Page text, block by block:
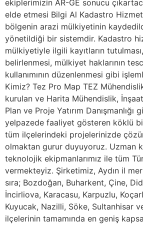
ekiplerimizin AR-GE sonucu
elde etmesi Bilgi Al Kadastro
bölgenin arazi mülkiyetinin
yönetildiği bir sistemdir. Kadastro
mülkiyetiyle ilgili kayıtların tutulması,
belirlenmesi, mülkiyet haklarının
kullanımının düzenlenmesi gibi
Kimiz? Tez Pro Map TEZ
kurulan ve Harita Mühendislik,
Plan ve Proje Yatırım Danışmanlığı
yelpazede faaliyet gösteren köklü
tüm ilçelerindeki projelerinizde
olmaktan gurur duyuyoruz. Uzman
teknolojik ekipmanlarımız ile tüm
vermekteyiz. Şirketimiz, Aydın il
sıra; Bozdoğan, Buharkent, Çine,
İncirliova, Karacasu, Karpuzlu,
Kuyucak, Nazilli, Söke, Sultanhisar
ilçelerinin tamamında en geniş